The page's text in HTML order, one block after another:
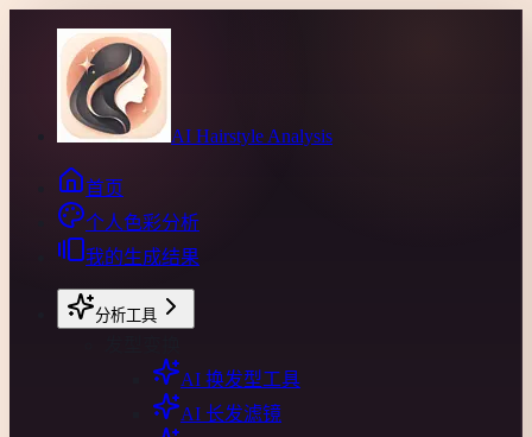
AI Hairstyle Analysis
首页
个人色彩分析
我的生成结果
分析工具
AI 换发型工具
AI 长发滤镜